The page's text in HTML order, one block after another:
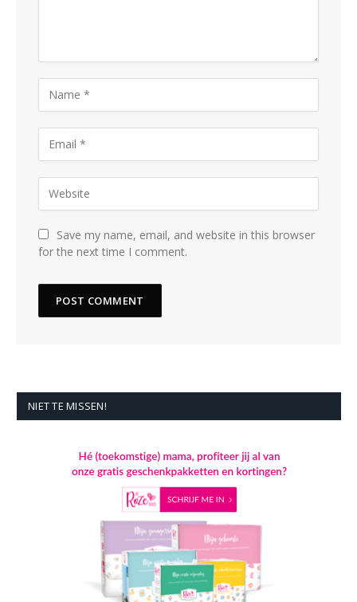
Save my name, email, and website in this browser
for the next time I comment.
NIET TE MISSEN!